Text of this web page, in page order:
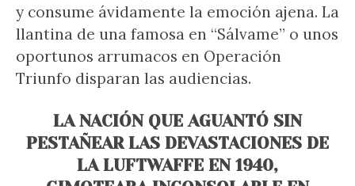
y consume ávidamente la emoción ajena. La
llantina de una famosa en “Sálvame” o unos
oportunos arrumacos en Operación
Triunfo disparan las audiencias.
LA NACIÓN QUE AGUANTÓ SIN
PESTAÑEAR LAS DEVASTACIONES DE
LA LUFTWAFFE EN 1940,